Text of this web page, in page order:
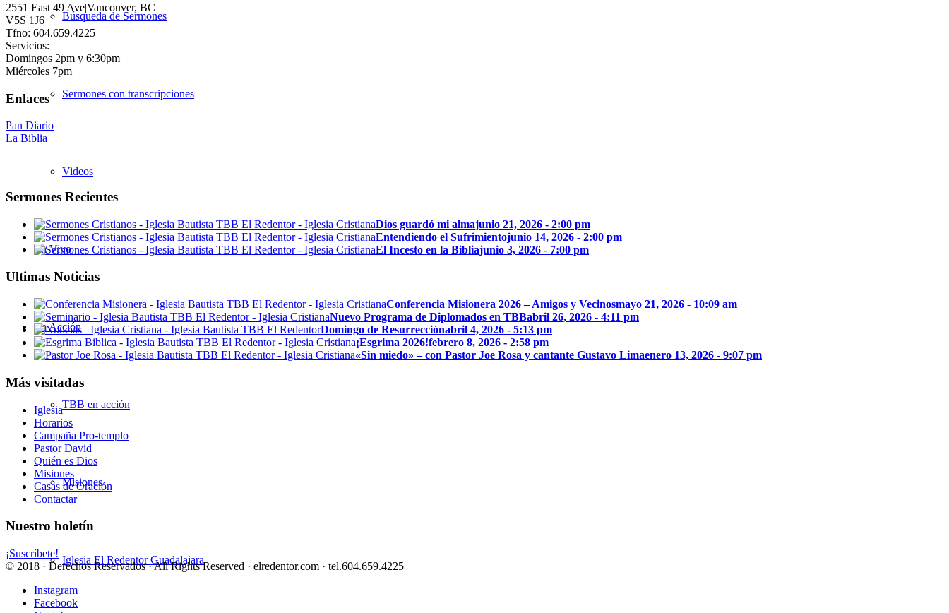
Búsqueda de Sermones
Sermones con transcripciones
Videos
En Vivo
En Acción
TBB en acción
Misiones
Iglesia El Redentor Guadalajara
2551 East 49 Ave|Vancouver, BC
V5S 1J6
Tfno: 604.659.4225
Servicios:
Domingos 2pm y 6:30pm
Miércoles 7pm
Enlaces
Pan Diario
La Biblia
Sermones Recientes
Dios guardó mi almajunio 21, 2026 - 2:00 pm
Entendiendo el Sufrimientojunio 14, 2026 - 2:00 pm
El Incesto en la Bibliajunio 3, 2026 - 7:00 pm
Ultimas Noticias
Conferencia Misionera 2026 – Amigos y Vecinosmayo 21, 2026 - 10:09 am
Nuevo Programa de Diplomados en TBBabril 26, 2026 - 4:11 pm
Domingo de Resurrecciónabril 4, 2026 - 5:13 pm
¡Esgrima 2026!febrero 8, 2026 - 2:58 pm
«Sin miedo» – con Pastor Joe Rosa y cantante Gustavo Limaenero 13, 2026 - 9:07 pm
Más visitadas
Iglesia
Horarios
Campaña Pro-templo
Pastor David
Quién es Dios
Misiones
Casas de Oración
Contactar
Nuestro boletín
¡Suscríbete!
© 2018 · Derechos Reservados · All Rights Reserved · elredentor.com · tel.604.659.4225
Instagram
Facebook